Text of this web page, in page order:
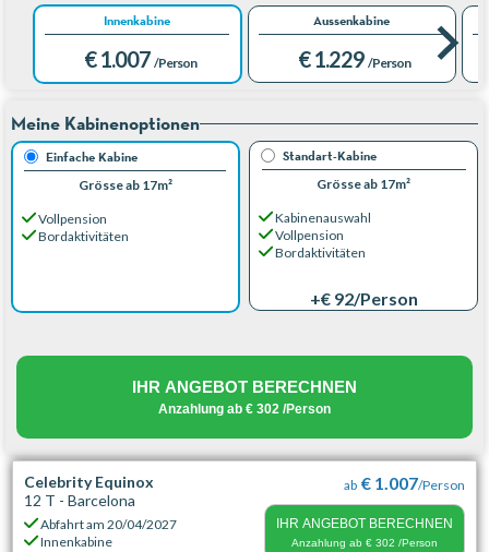
Innenkabine
€ 1.007 /Person
Aussenkabine
€ 1.229 /Person
Meine Kabinenoptionen
Einfache Kabine
Grösse ab 17m²
Vollpension
Bordaktivitäten
Standart-Kabine
Grösse ab 17m²
Kabinenauswahl
Vollpension
Bordaktivitäten
+€ 92/Person
IHR ANGEBOT BERECHNEN
Anzahlung ab € 302 /Person
Celebrity Equinox
12 T - Barcelona
Abfahrt am20/04/2027
Innenkabine
ab € 1.007/Person
IHR ANGEBOT BERECHNEN
Anzahlung ab € 302 /Person